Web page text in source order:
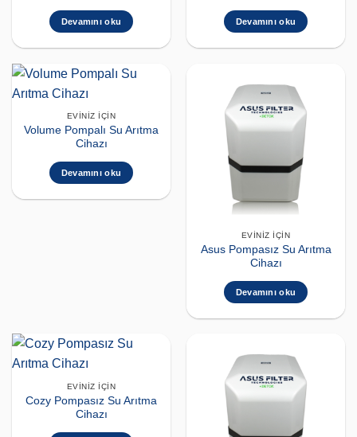
Devamını oku Devamını oku
EVINIZ İÇIN
Volume Pompalı Su Arıtma
Cihazı
Devamını oku
EVINIZ İÇIN
Asus Pompasız Su Arıtma
Cihazı
Devamını oku
EVINIZ İÇIN
Cozy Pompasız Su Arıtma
Cihazı